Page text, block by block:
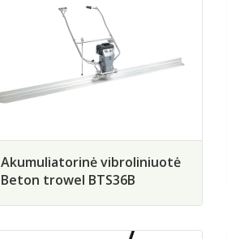
Akumuliatorinė vibroliniuotė
Beton trowel BTS36B